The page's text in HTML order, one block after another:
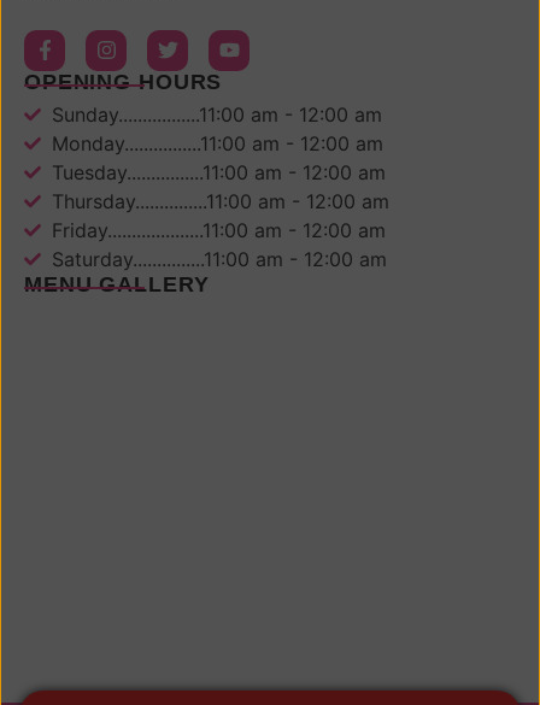
OPENING HOURS
Sunday.................11:00 am - 12:00 am
Monday................11:00 am - 12:00 am
Tuesday................11:00 am - 12:00 am
Thursday...............11:00 am - 12:00 am
Friday....................11:00 am - 12:00 am
Saturday...............11:00 am - 12:00 am
MENU GALLERY